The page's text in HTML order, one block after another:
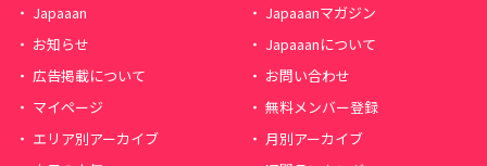
Japaaan
Japaaanマガジン
お知らせ
Japaaanについて
広告掲載について
お問い合わせ
マイページ
無料メンバー登録
エリア別アーカイブ
月別アーカイブ